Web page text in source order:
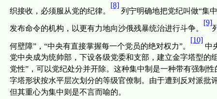
织接收，必须服从党的纪律。
[8]
列宁明确地把党纪叫做“集
发布命令的机构，以更有力地向沙俄残暴统治进行斗争。
[9]
何壁障”， “中央有直接掌握每一个党员的绝对权力”。
[10]
中
党中央成为统帅部，下设各级党委和支部，建立金字塔型的
党性”，可以党纪处分并开除。这种集中制是一种带有强制
字塔形状按水平层次划分的等级官僚制。由于遭到反对派批
但其重心为集中则是不言而喻的。